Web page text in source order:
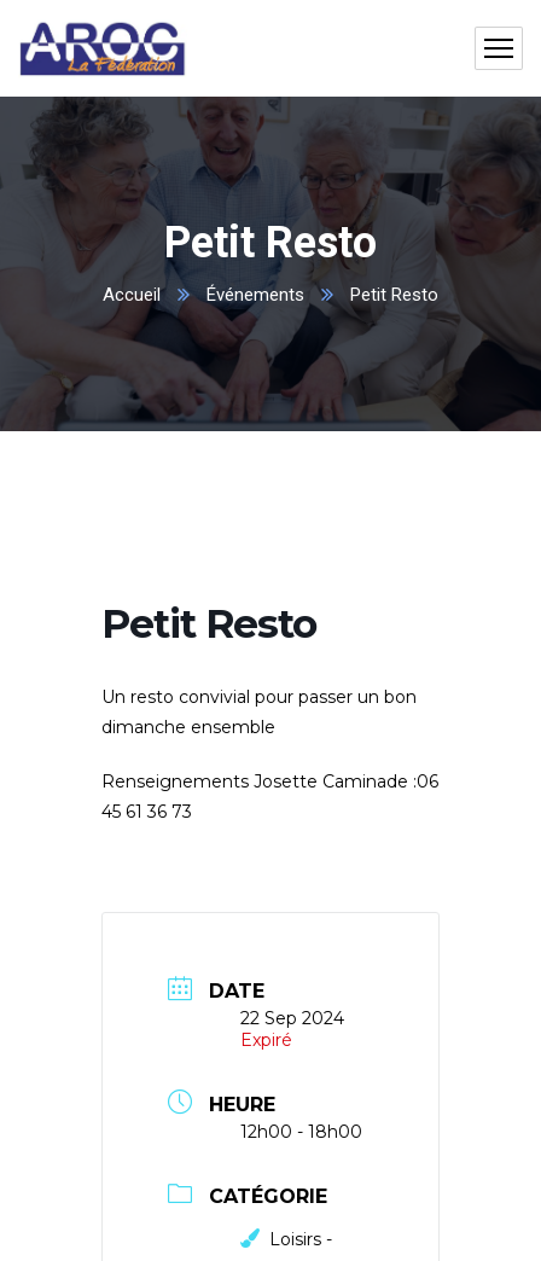
Petit Resto
Accueil Événements Petit Resto
Petit Resto
Un resto convivial pour passer un bon
dimanche ensemble
Renseignements Josette Caminade :06
45 61 36 73
DATE
22 Sep 2024
Expiré
HEURE
12h00 - 18h00
CATÉGORIE
Loisirs -